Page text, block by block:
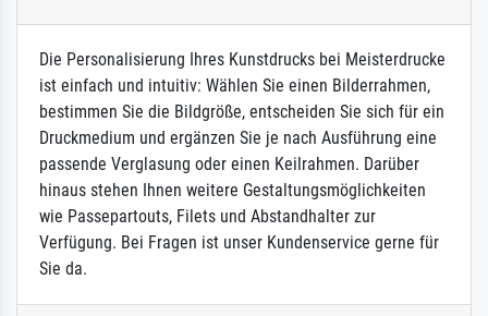
Die Personalisierung Ihres Kunstdrucks bei Meisterdrucke
ist einfach und intuitiv: Wählen Sie einen Bilderrahmen,
bestimmen Sie die Bildgröße, entscheiden Sie sich für ein
Druckmedium und ergänzen Sie je nach Ausführung eine
passende Verglasung oder einen Keilrahmen. Darüber
hinaus stehen Ihnen weitere Gestaltungsmöglichkeiten
wie Passepartouts, Filets und Abstandhalter zur
Verfügung. Bei Fragen ist unser Kundenservice gerne für
Sie da.